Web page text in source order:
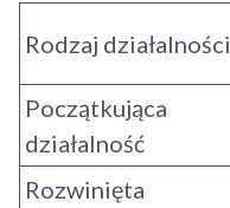
Rodzaj działalności
Początkująca
działalność
Rozwinięta